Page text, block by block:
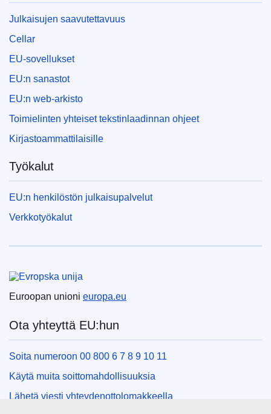
Julkaisujen saavutettavuus
Cellar
EU-sovellukset
EU:n sanastot
EU:n web-arkisto
Toimielinten yhteiset tekstinlaadinnan ohjeet
Kirjastoammattilaisille
Työkalut
EU:n henkilöstön julkaisupalvelut
Verkkotyökalut
Euroopan unioni europa.eu
Ota yhteyttä EU:hun
Soita numeroon 00 800 6 7 8 9 10 11
Käytä muita soittomahdollisuuksia
Lähetä viesti yhteydenottolomakkeella